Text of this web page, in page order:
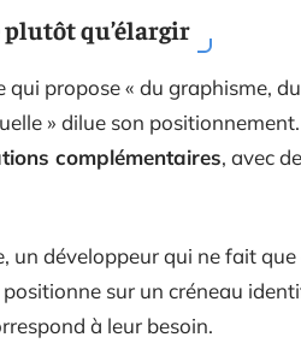
qu’élargir
qui propose « du graphisme,
» dilue son
complémentaires, avec
un développeur qui ne fait
sur un créneau
à leur besoin.